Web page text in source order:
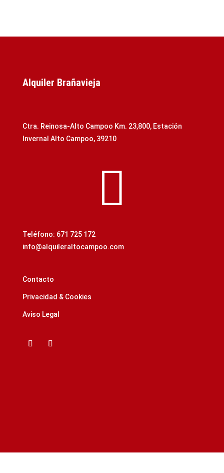
Alquiler Brañavieja
Ctra. Reinosa-Alto Campoo Km. 23,800, Estación
Invernal Alto Campoo, 39210

Teléfono: 671 725 172
info@alquileraltocampoo.com
Contacto
Privacidad & Cookies
Aviso Legal